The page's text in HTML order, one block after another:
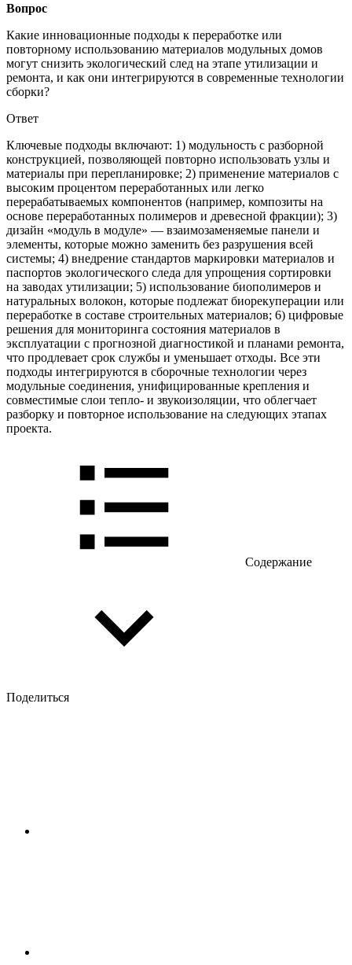
Вопрос
Какие инновационные подходы к переработке или
повторному использованию материалов модульных домов
могут снизить экологический след на этапе утилизации и
ремонта, и как они интегрируются в современные технологии
сборки?
Ответ
Ключевые подходы включают: 1) модульность с разборной
конструкцией, позволяющей повторно использовать узлы и
материалы при перепланировке; 2) применение материалов с
высоким процентом переработанных или легко
перерабатываемых компонентов (например, композиты на
основе переработанных полимеров и древесной фракции); 3)
дизайн «модуль в модуле» — взаимозаменяемые панели и
элементы, которые можно заменить без разрушения всей
системы; 4) внедрение стандартов маркировки материалов и
паспортов экологического следа для упрощения сортировки
на заводах утилизации; 5) использование биополимеров и
натуральных волокон, которые подлежат биорекуперации или
переработке в составе строительных материалов; 6) цифровые
решения для мониторинга состояния материалов в
эксплуатации с прогнозной диагностикой и планами ремонта,
что продлевает срок службы и уменьшает отходы. Все эти
подходы интегрируются в сборочные технологии через
модульные соединения, унифицированные крепления и
совместимые слои тепло- и звукоизоляции, что облегчает
разборку и повторное использование на следующих этапах
проекта.
Содержание
Поделиться